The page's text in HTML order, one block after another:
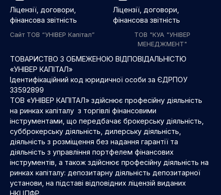
Ліцензії, договори,
фінансова звітність
Сайт ТОВ “УНІВЕР Капітал”
Ліцензії, договори,
фінансова звітність
ТОВ "КУА "УНІВЕР
МЕНЕДЖМЕНТ"
ТОВАРИСТВО З ОБМЕЖЕНОЮ ВІДПОВІДАЛЬНІСТЮ
«УНІВЕР КАПІТАЛ»
Ідентифікаційний код юридичної особи за ЄДРПОУ
33592899
ТОВ «УНІВЕР КАПІТАЛ» здійснює професійну діяльність
на ринках капіталу з торгівлі фінансовими
інструментами, що передбачає брокерську діяльність,
субброкерську діяльність, дилерську діяльність,
діяльність з розміщення без надання гарантії та
діяльність з управління портфелем фінансових
інструментів, а також здійснює професійну діяльність на
ринках капіталу: депозитарну діяльність депозитарної
установи, на підставі відповідних ліцензій виданих
НКЦПФР.